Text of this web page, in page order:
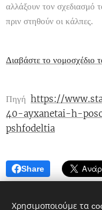
αλλάξουν τον σχεδιασμό
πριν στηθούν οι κάλπες.
Διαβάστε το νομοσχέδιο
Πηγή https://
40-ayxanetai-h-
pshfodeltia
Share
Χρησιμοποιούμε τα